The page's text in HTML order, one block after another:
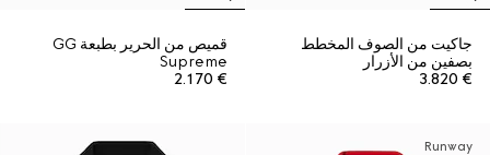
جاكيت من الصوف المخطط
بصفين من الأزرار
€ 3.820
قميص من الحرير بطبعة GG
Supreme
€ 2.170
Runway